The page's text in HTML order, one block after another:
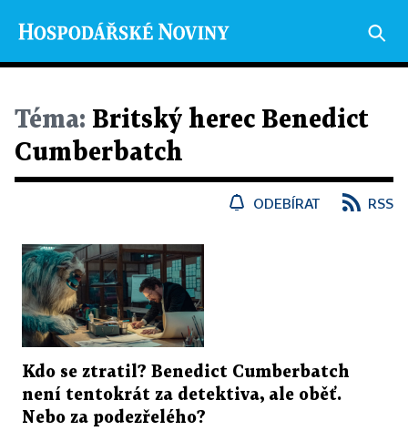
Téma: Britský herec Benedict
Cumberbatch
ODEBÍRAT RSS
Kdo se ztratil? Benedict Cumberbatch
není tentokrát za detektiva, ale oběť.
Nebo za podezřelého?